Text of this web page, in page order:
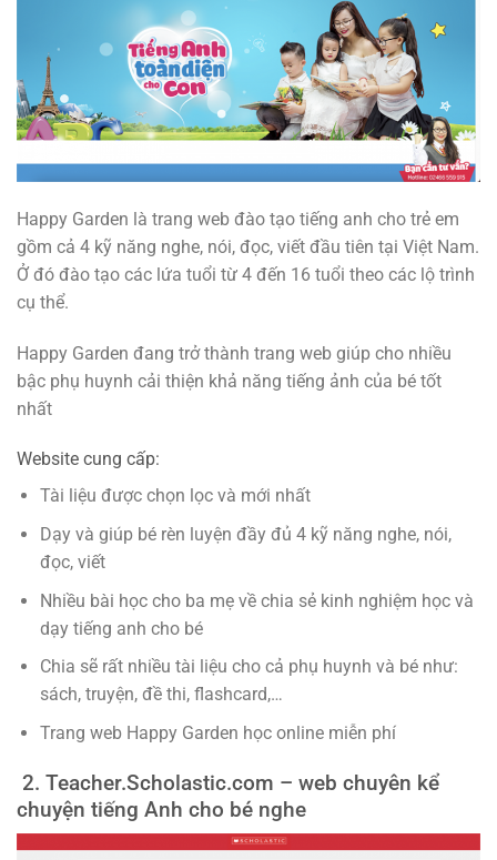
Happy Garden là trang web đào tạo tiếng anh cho trẻ em
gồm cả 4 kỹ năng nghe, nói, đọc, viết đầu tiên tại Việt Nam.
Ở đó đào tạo các lứa tuổi từ 4 đến 16 tuổi theo các lộ trình
cụ thể.
Happy Garden đang trở thành trang web giúp cho nhiều
bậc phụ huynh cải thiện khả năng tiếng ảnh của bé tốt
nhất
Website cung cấp:
Tài liệu được chọn lọc và mới nhất
Dạy và giúp bé rèn luyện đầy đủ 4 kỹ năng nghe, nói,
đọc, viết
Nhiều bài học cho ba mẹ về chia sẻ kinh nghiệm học và
dạy tiếng anh cho bé
Chia sẽ rất nhiều tài liệu cho cả phụ huynh và bé như:
sách, truyện, đề thi, flashcard,…
Trang web Happy Garden học online miễn phí
2. Teacher.Scholastic.com – web chuyên kể
chuyện tiếng Anh cho bé nghe